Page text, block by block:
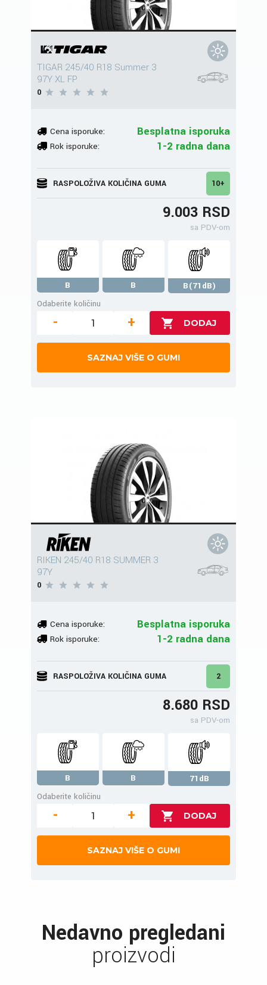
TIGAR 245/40 R18 Summer 3
97Y XL FP
0
Cena isporuke: Besplatna isporuka
Rok isporuke: 1-2 radna dana
RASPOLOŽIVA KOLIČINA GUMA 10+
9.003 RSD
sa PDV-om
B B
B(71dB)
Odaberite količinu
- +
SAZNAJ VIŠE O GUMI
RIKEN 245/40 R18 SUMMER 3
97Y
0
Cena isporuke: Besplatna isporuka
Rok isporuke: 1-2 radna dana
RASPOLOŽIVA KOLIČINA GUMA 2
8.680 RSD
sa PDV-om
B B
71dB
Odaberite količinu
- +
SAZNAJ VIŠE O GUMI
Nedavno pregledani
proizvodi